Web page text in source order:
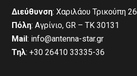
Διεύθυνση: Χαριλάου Τρικούπη 26
Πόλη: Αγρίνιο, GR – ΤΚ 30131
Mail : info@antenna-star.gr
Τηλ: +30 26410 33335-36